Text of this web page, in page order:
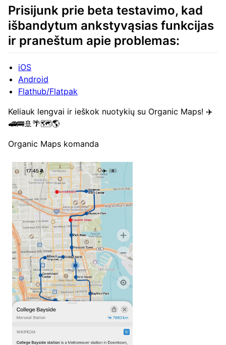
Prisijunk prie beta testavimo, kad
išbandytum ankstyvąsias funkcijas
ir praneštum apie problemas:
iOS
Android
Flathub/Flatpak
Keliauk lengvai ir ieškok nuotykių su Organic Maps! ✈️
🚅🚌🚢🌴🗺️🌎
Organic Maps komanda